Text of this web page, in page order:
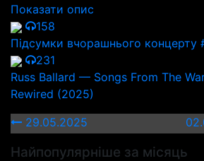
Показати опис
158
Підсумки вчорашнього
231
Russ Ballard — Songs From The
Rewired (2025)
29.05.2025
Найпопулярніше за місяць